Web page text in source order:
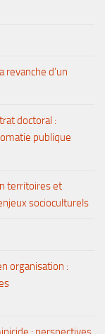
revanche d’un
doctoral :
publique
territoires et
socioculturels
organisation :